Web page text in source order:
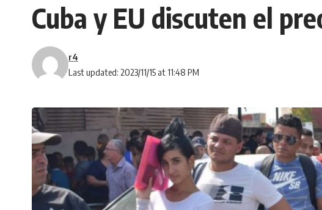
Cuba y EU discuten el
Last updated: 2023/11/15 at 11:48 PM
r4